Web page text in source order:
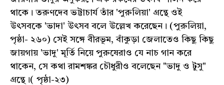
থাকে। তরুণদেব ভট্টাচার্য তাঁর 'পুরুলিয়া' গ্রন্থে ওই
উৎসবকে 'ভাদা' উৎসব বলে উল্লেখ করেছেন। (পুরুলিয়া,
পৃষ্ঠা- ২৬০) সেই সঙ্গে বীরভূম, বাঁকুড়া জেলাতেও কিছু কিছু
জায়গায় 'ভাদু' মূর্তি নিয়ে পুরুষেরাও যে নাচ গান করে
থাকেন, সে কথা রামশঙ্কর চৌধুরীও বলেছেন "ভাদু ও টুসু"
গ্রন্থে।( পৃষ্ঠা-২৩)